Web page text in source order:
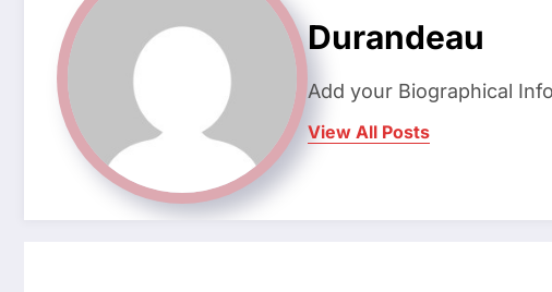
Durandeau
Add your Biographical
View All Posts